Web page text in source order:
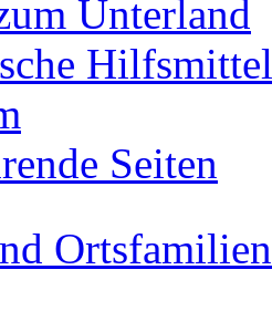
Unterland
Hilfsmittel
Seiten